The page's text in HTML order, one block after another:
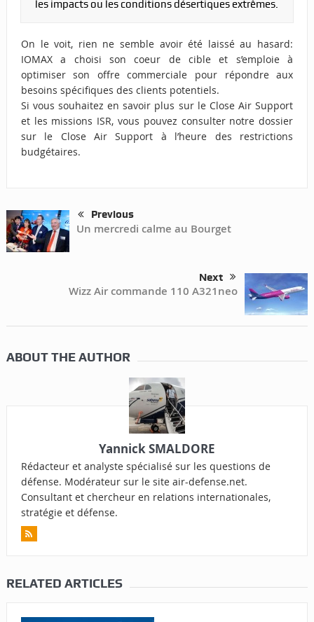
les impacts ou les conditions désertiques extrêmes.
On le voit, rien ne semble avoir été laissé au hasard:
IOMAX a choisi son coeur de cible et s’emploie à
optimiser son offre commerciale pour répondre aux
besoins spécifiques des clients potentiels.
Si vous souhaitez en savoir plus sur le Close Air Support
et les missions ISR, vous pouvez consulter notre dossier
surle Close Air Support à l’heure des restrictions
budgétaires.
Previous
Un mercredi calme au Bourget
Next
Wizz Air commande 110 A321neo
ABOUT THE AUTHOR
Yannick SMALDORE
Rédacteur et analyste spécialisé sur les questions de
défense. Modérateur sur le site air-defense.net.
Consultant et chercheur en relations internationales,
stratégie et défense.
RELATED ARTICLES